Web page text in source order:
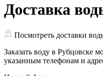
Доставка
Посмотреть доставки
Заказать воду в Рубцовске
указанным телефонам и